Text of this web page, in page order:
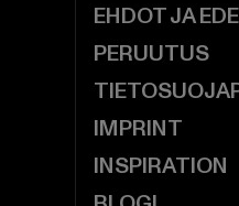
EHDOT JA
PERUUTUS
IMPRINT
INSPIRATION